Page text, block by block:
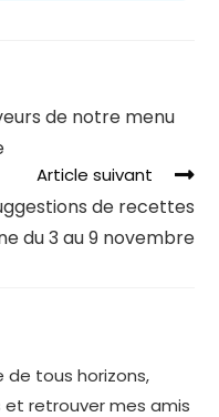
de notre menu
Article suivant
de recettes
du 3 au 9 novembre
de tous horizons,
et retrouver mes amis